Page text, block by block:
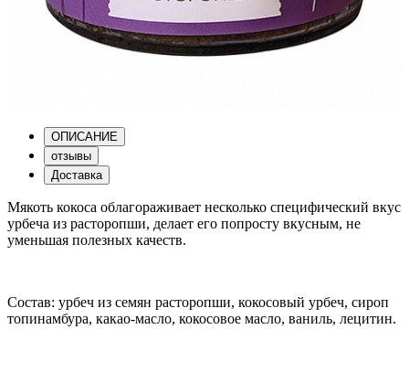
ОПИСАНИЕ
отзывы
Доставка
Мякоть кокоса облагораживает несколько специфический вкус
урбеча из расторопши, делает его попросту вкусным, не
уменьшая полезных качеств.
Состав: урбеч из семян расторопши, кокосовый урбеч, сироп
топинамбура, какао-масло, кокосовое масло, ваниль, лецитин.